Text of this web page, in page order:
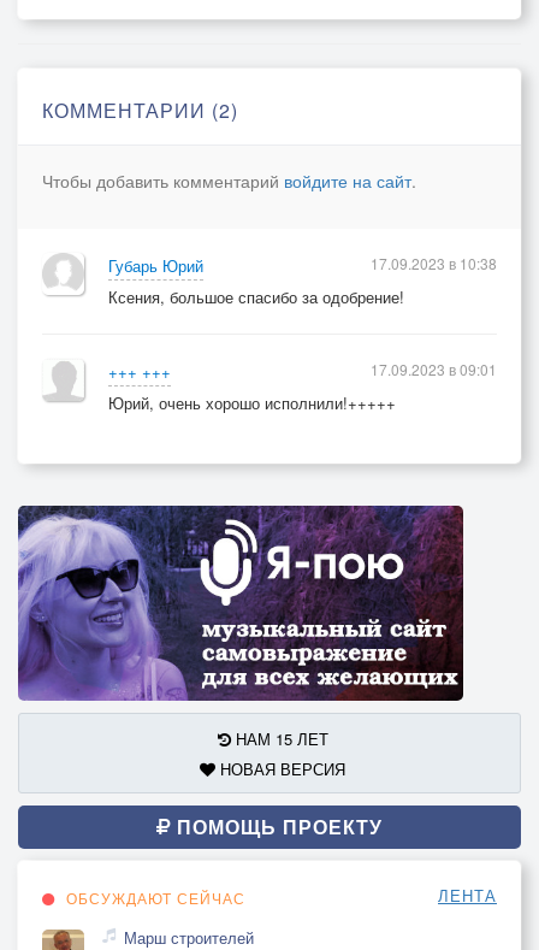
КОММЕНТАРИИ (2)
Чтобы добавить комментарий войдите на сайт.
Губарь Юрий
Ксения, большое спасибо за одобрение!
17.09.2023 в 10:38
+++ +++
Юрий, очень хорошо исполнили!+++++
17.09.2023 в 09:01
НАМ 15 ЛЕТ
НОВАЯ ВЕРСИЯ
ПОМОЩЬ ПРОЕКТУ
ОБСУЖДАЮТ СЕЙЧАС ЛЕНТА
Марш строителей